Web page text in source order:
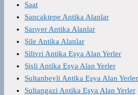
Saat
Sancaktepe Antika Alanlar
Sarıyer Antika Alanlar
Şile Antika Alanlar
Silivri Antika Eşya Alan Yerler
Şişli Antika Eşya Alan Yerler
Sultanbeyli Antika Eşya Alan Yerler
Sultangazi Antika Eşya Alan Yerler